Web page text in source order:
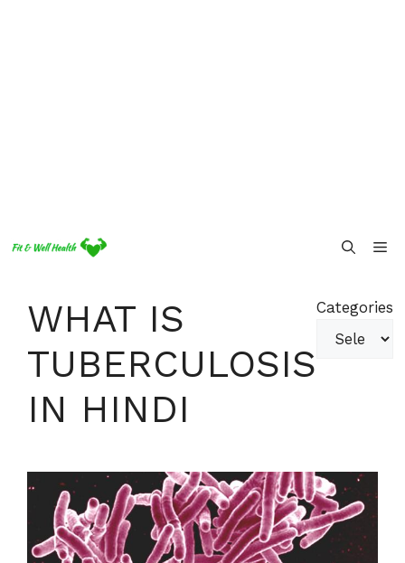
WHAT IS
TUBERCULOSIS
IN HINDI
Categories